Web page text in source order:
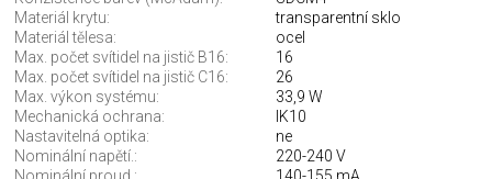
Materiál krytu:
transparentní sklo
Materiál tělesa:
ocel
Max. počet svítidel na jistič B16:
16
Max. počet svítidel na jistič C16:
26
Max. výkon systému:
33,9 W
Mechanická ochrana:
IK10
Nastavitelná optika:
ne
Nominální napětí.:
220-240 V